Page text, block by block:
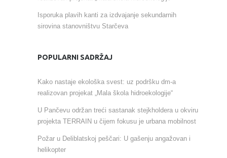
Isporuka plavih kanti za izdvajanje sekundarnih
sirovina stanovništvu Starčeva
POPULARNI SADRŽAJ
Kako nastaje ekološka svest: uz podršku dm-a
realizovan projekat „Mala škola hidroekologije“
U Pančevu održan treći sastanak stejkholdera u okviru
projekta TERRAIN u čijem fokusu je urbana mobilnost
Požar u Deliblatskoj peščari: U gašenju angažovan i
helikopter